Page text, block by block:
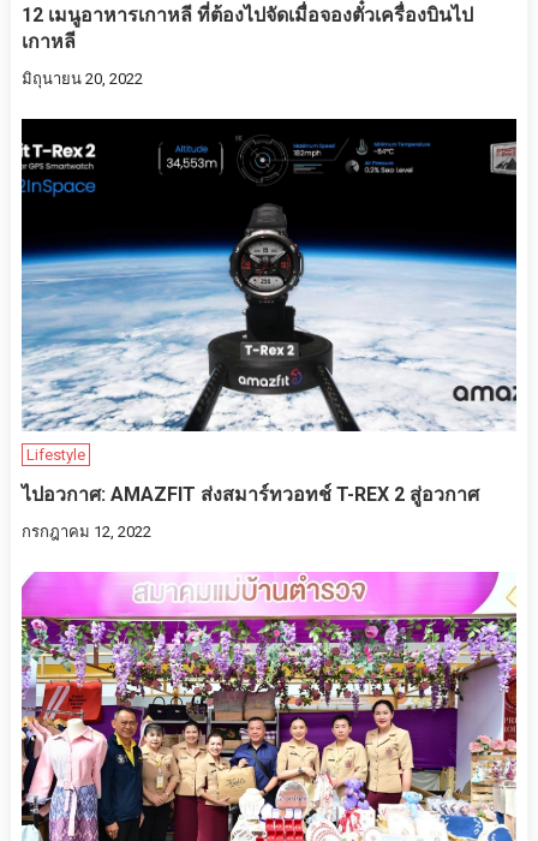
12 เมนูอาหารเกาหลี ที่ต้องไปจัดเมื่อจองตั๋วเครื่องบินไป
เกาหลี
มิถุนายน 20, 2022
Lifestyle
ไปอวกาศ​: AMAZFIT ส่งสมาร์ทวอทช์ T-REX 2 สู่อวกาศ
กรกฎาคม 12, 2022